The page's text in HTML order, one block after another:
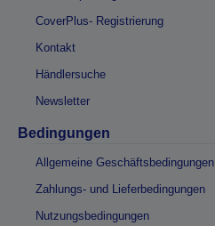
CoverPlus- Registrierung
Kontakt
Händlersuche
Newsletter
Bedingungen
Allgemeine Geschäftsbedingungen
Zahlungs- und Lieferbedingungen
Nutzungsbedingungen